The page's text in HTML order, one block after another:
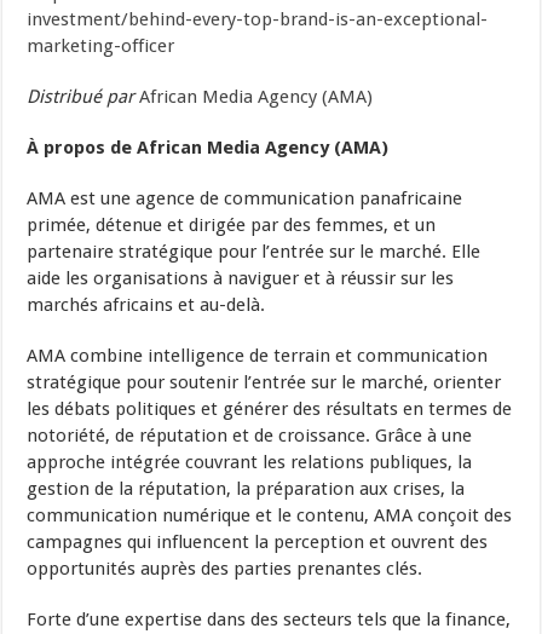
investment/behind-every-top-brand-is-an-exceptional-
marketing-officer
Distribué parAfrican Media Agency (AMA)
À propos de African Media Agency (AMA)
AMA est une agence de communication panafricaine
primée, détenue et dirigée par des femmes, et un
partenaire stratégique pour l’entrée sur le marché. Elle
aide les organisations à naviguer et à réussir sur les
marchés africains et au-delà.
AMA combine intelligence de terrain et communication
stratégique pour soutenir l’entrée sur le marché, orienter
les débats politiques et générer des résultats en termes de
notoriété, de réputation et de croissance. Grâce à une
approche intégrée couvrant les relations publiques, la
gestion de la réputation, la préparation aux crises, la
communication numérique et le contenu, AMA conçoit des
campagnes qui influencent la perception et ouvrent des
opportunités auprès des parties prenantes clés.
Forte d’une expertise dans des secteurs tels que la finance,